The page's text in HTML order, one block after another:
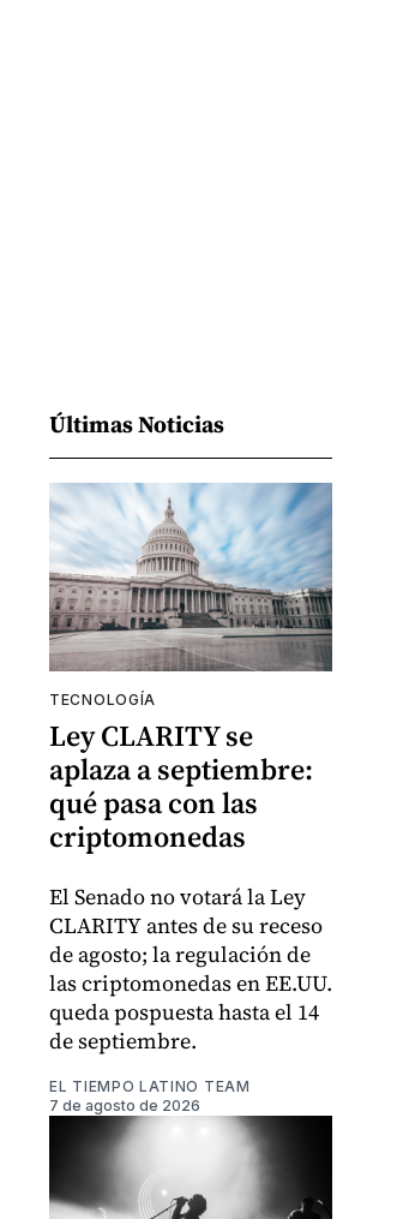
Últimas Noticias
TECNOLOGÍA
Ley CLARITY se
aplaza a septiembre:
qué pasa con las
criptomonedas
El Senado no votará la Ley
CLARITY antes de su receso
de agosto; la regulación de
las criptomonedas en EE.UU.
queda pospuesta hasta el 14
de septiembre.
EL TIEMPO LATINO TEAM
7 de agosto de 2026